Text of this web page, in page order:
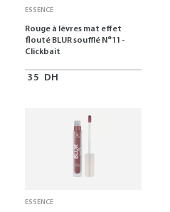
ESSENCE
Rouge à lèvres mat effet
flouté BLUR soufflé N°11 -
Clickbait
35 DH
ESSENCE